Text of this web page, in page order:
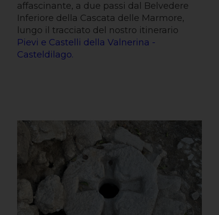
affascinante, a due passi dal Belvedere
Inferiore della Cascata delle Marmore,
lungo il tracciato del nostro itinerario
Pievi e Castelli della Valnerina -
Casteldilago.